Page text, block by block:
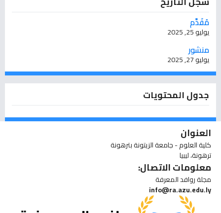
مُقَدَّم
يوليو 25, 2025
منشور
يوليو 27, 2025
جدول المحتويات
العنوان
كلية العلوم - جامعة الزيتونة بترهونة
ترهونة، ليبيا
معلومات الاتصال:
مجلة روافد المعرفة
info@ra.azu.edu.ly